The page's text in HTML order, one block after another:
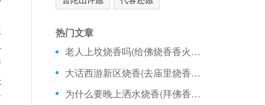
热门文章
老人上坟烧香吗(给佛烧香香火怎么看)
大话西游新区烧香(去庙里烧香要看日历吗)
为什么要晚上洒水烧香(拜佛香烧香拜佛)